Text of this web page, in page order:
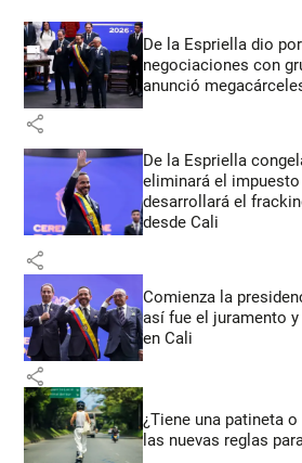
De la Espriella dio
negociaciones con
anunció
share
De la Espriella
eliminará el
desarrollará el
desde Cali
share
Comienza la
así fue el juramento
en Cali
share
¿Tiene una patineta
las nuevas reglas